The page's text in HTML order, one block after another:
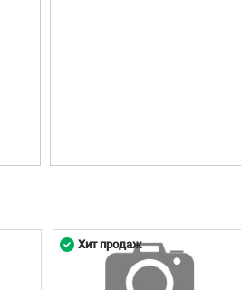
Хит продаж